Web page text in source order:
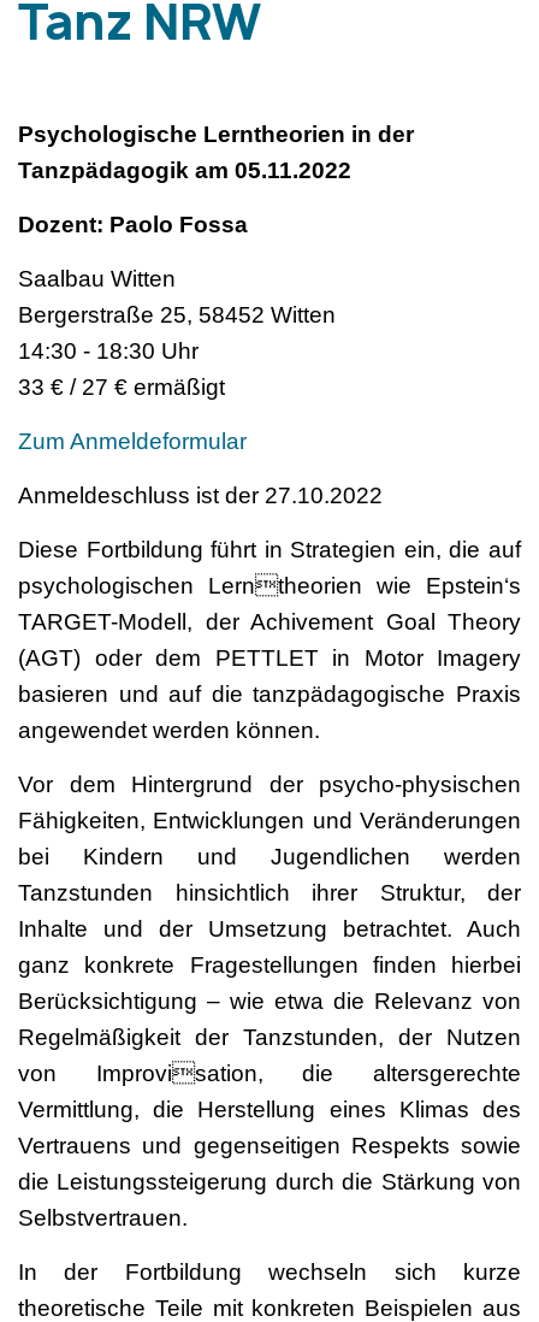
Tanz NRW
Psychologische Lerntheorien in der
Tanzpädagogik am 05.11.2022
Dozent: Paolo Fossa
Saalbau Witten
Bergerstraße 25, 58452 Witten
14:30 - 18:30 Uhr
33 € / 27 € ermäßigt
Zum Anmeldeformular
Anmeldeschluss ist der 27.10.2022
Diese Fortbildung führt in Strategien ein, die auf
psychologischen Lerntheorien wie Epstein‘s
TARGET-Modell, der Achivement Goal Theory
(AGT) oder dem PETTLET in Motor Imagery
basieren und auf die tanzpädagogische Praxis
angewendet werden können.
Vor dem Hintergrund der psycho-physischen
Fähigkeiten, Entwicklungen und Veränderungen
bei Kindern und Jugendlichen werden
Tanzstunden hinsichtlich ihrer Struktur, der
Inhalte und der Umsetzung betrachtet. Auch
ganz konkrete Fragestellungen finden hierbei
Berücksichtigung – wie etwa die Relevanz von
Regelmäßigkeit der Tanzstunden, der Nutzen
von Improvisation, die altersgerechte
Vermittlung, die Herstellung eines Klimas des
Vertrauens und gegenseitigen Respekts sowie
die Leistungssteigerung durch die Stärkung von
Selbstvertrauen.
In der Fortbildung wechseln sich kurze
theoretische Teile mit konkreten Beispielen aus